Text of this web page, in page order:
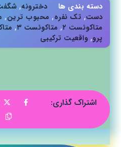
دسته بندی ها دخترونه,
دست, تک نفره, محبوب ترین,
متاکوئست ۲ , متاکوئست ۳ ,
پرو, واقعیت ترکیبی